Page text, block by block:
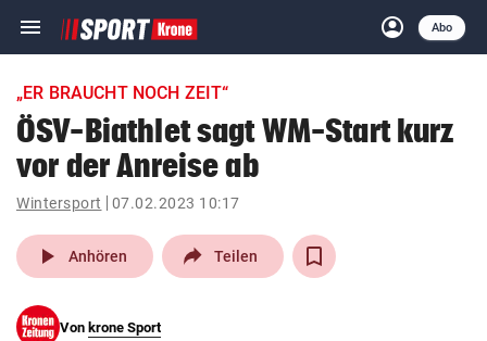
menu Navigation
ein-/ausklappen
account_circle
Anmelden
Abo
close Schließen
account_circle Anmelden
pin_drop
Wien arrow_right
„ER BRAUCHT NOCH ZEIT“
ÖSV-Biathlet sagt WM-Start kurz
vor der Anreise ab
Wintersport 07.02.2023 10:17
play_arrow Anhören Teilen
Von krone Sport